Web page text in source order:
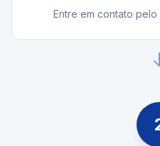
Entre em contato